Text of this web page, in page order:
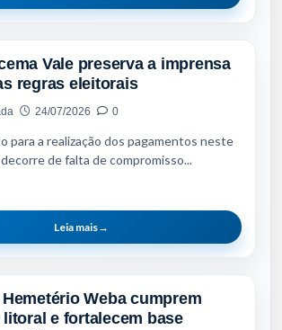
NOTÍCIAS
Vale preserva a imprensa
regras eleitorais
24/07/2026 0
para a realização dos pagamentos neste
de falta de compromisso...
Leia mais→
NOTÍCIAS
Weba cumprem
litoral e fortalecem base